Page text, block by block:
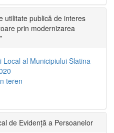
utilitate publică de interes
prin modernizarea
Local al Municipiului Slatina
teren
de Evidență a Persoanelor